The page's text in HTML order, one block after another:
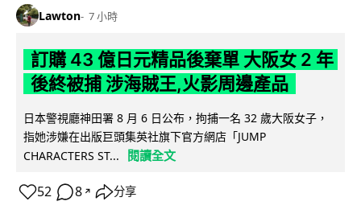
Lawton 7 小時
訂購 43 億日元精品後棄單 大阪女 2 年
後終被捕 涉海賊王,火影周邊產品
日本警視廳神田署 8 月 6 日公布，拘捕一名 32 歲大阪女子，
指她涉嫌在出版巨頭集英社旗下官方網店「JUMP
CHARACTERS ST...
閱讀全文
52 8 ↗ 分享